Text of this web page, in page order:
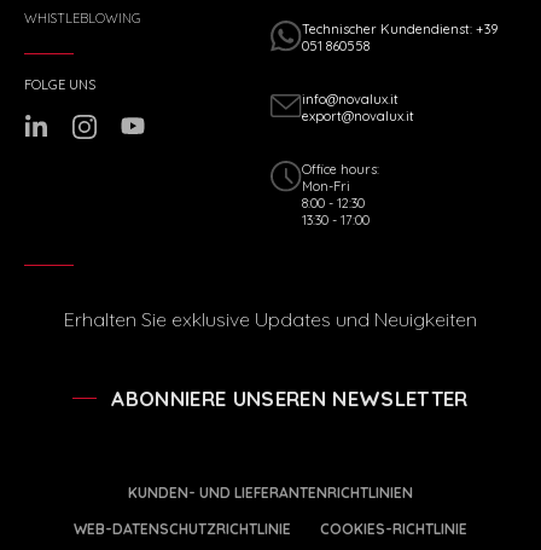
WHISTLEBLOWING
Technischer Kundendienst: +39
051 860558
info@novalux.it
export@novalux.it
Office hours:
Mon-Fri
8:00 - 12:30
13:30 - 17:00
FOLGE UNS
Erhalten Sie exklusive Updates und Neuigkeiten
ABONNIERE UNSEREN NEWSLETTER
KUNDEN- UND LIEFERANTENRICHTLINIEN
WEB-DATENSCHUTZRICHTLINIE
COOKIES-RICHTLINIE